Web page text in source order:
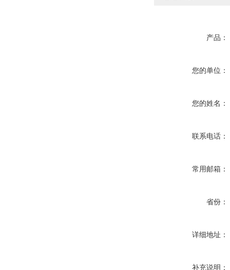
产品：
您的单位：
您的姓名：
联系电话：
常用邮箱：
省份：
详细地址：
补充说明：